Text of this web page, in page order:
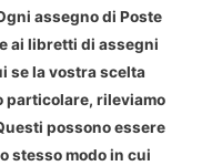
assegno di Poste
ai libretti di assegni
se la vostra scelta
particolare, rileviamo
possono essere
stesso modo in cui